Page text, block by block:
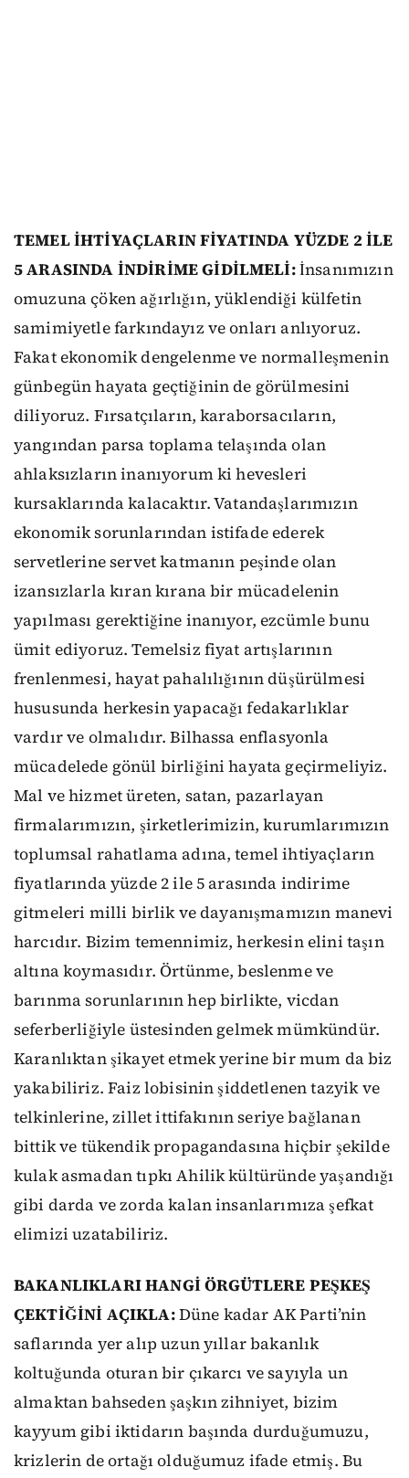
TEMEL İHTİYAÇLARIN FİYATINDA YÜZDE 2 İLE
5 ARASINDA İNDİRİME GİDİLMELİ:İnsanımızın
omuzuna çöken ağırlığın, yüklendiği külfetin
samimiyetle farkındayız ve onları anlıyoruz.
Fakat ekonomik dengelenme ve normalleşmenin
günbegün hayata geçtiğinin de görülmesini
diliyoruz. Fırsatçıların, karaborsacıların,
yangından parsa toplama telaşında olan
ahlaksızların inanıyorum ki hevesleri
kursaklarında kalacaktır. Vatandaşlarımızın
ekonomik sorunlarından istifade ederek
servetlerine servet katmanın peşinde olan
izansızlarla kıran kırana bir mücadelenin
yapılması gerektiğine inanıyor, ezcümle bunu
ümit ediyoruz. Temelsiz fiyat artışlarının
frenlenmesi, hayat pahalılığının düşürülmesi
hususunda herkesin yapacağı fedakarlıklar
vardır ve olmalıdır. Bilhassa enflasyonla
mücadelede gönül birliğini hayata geçirmeliyiz.
Mal ve hizmet üreten, satan, pazarlayan
firmalarımızın, şirketlerimizin, kurumlarımızın
toplumsal rahatlama adına, temel ihtiyaçların
fiyatlarında yüzde 2 ile 5 arasında indirime
gitmeleri milli birlik ve dayanışmamızın manevi
harcıdır. Bizim temennimiz, herkesin elini taşın
altına koymasıdır. Örtünme, beslenme ve
barınma sorunlarının hep birlikte, vicdan
seferberliğiyle üstesinden gelmek mümkündür.
Karanlıktan şikayet etmek yerine bir mum da biz
yakabiliriz. Faiz lobisinin şiddetlenen tazyik ve
telkinlerine, zillet ittifakının seriye bağlanan
bittik ve tükendik propagandasına hiçbir şekilde
kulak asmadan tıpkı Ahilik kültüründe yaşandığı
gibi darda ve zorda kalan insanlarımıza şefkat
elimizi uzatabiliriz.
BAKANLIKLARI HANGİ ÖRGÜTLERE PEŞKEŞ
ÇEKTİĞİNİ AÇIKLA:Düne kadar AK Parti’nin
saflarında yer alıp uzun yıllar bakanlık
koltuğunda oturan bir çıkarcı ve sayıyla un
almaktan bahseden şaşkın zihniyet, bizim
kayyum gibi iktidarın başında durduğumuzu,
krizlerin de ortağı olduğumuz ifade etmiş. Bu